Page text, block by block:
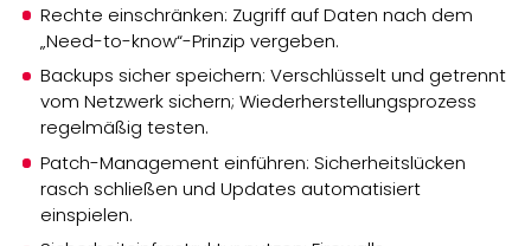
Rechte einschränken: Zugriff auf Daten nach dem
„Need-to-know“-Prinzip vergeben.
Backups sicher speichern: Verschlüsselt und getrennt
vom Netzwerk sichern; Wiederherstellungsprozess
regelmäßig testen.
Patch-Management einführen: Sicherheitslücken
rasch schließen und Updates automatisiert
einspielen.